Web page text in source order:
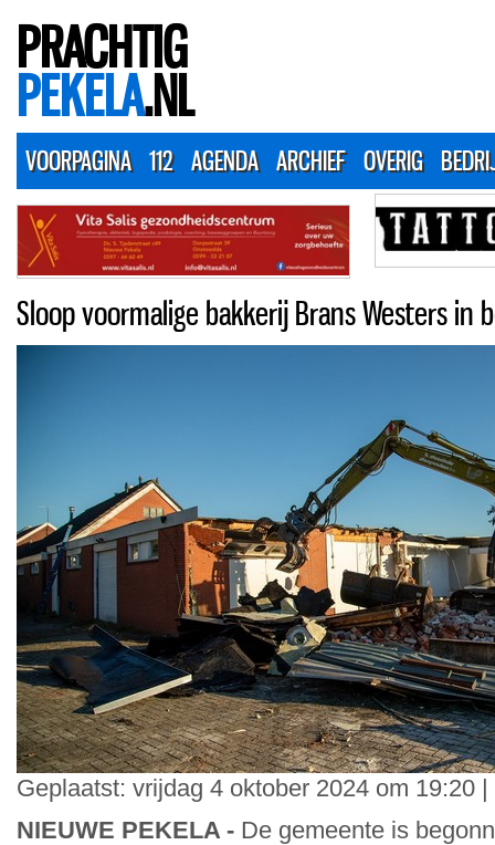
PRACHTIG
PEKELA.NL
VOORPAGINA 112 AGENDA ARCHIEF OVERIG
Sloop voormalige bakkerij Brans Westers in
Geplaatst: vrijdag 4 oktober 2024 om 19:20
NIEUWE PEKELA - De gemeente is